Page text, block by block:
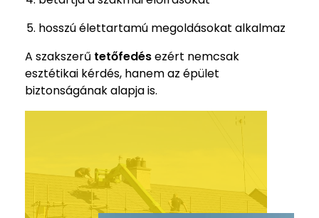
hosszú élettartamú megoldásokat alkalmaz
A szakszerű tetőfedésezért nemcsak
esztétikai kérdés, hanem az épület
biztonságának alapja is.